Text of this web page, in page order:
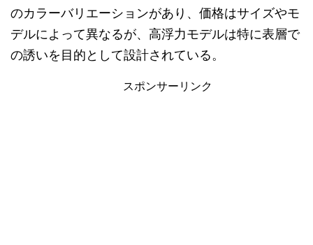
のカラーバリエーションがあり、価格はサイズやモ
デルによって異なるが、高浮力モデルは特に表層で
の誘いを目的として設計されている。
スポンサーリンク